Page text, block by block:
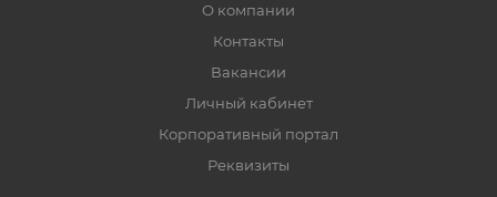
О компании
Контакты
Вакансии
Личный кабинет
Корпоративный портал
Реквизиты